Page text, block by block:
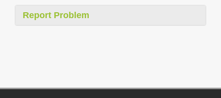
Report Problem